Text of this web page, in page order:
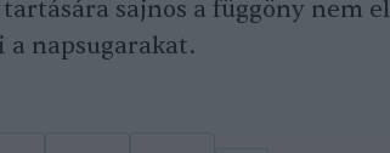
sajnos a függöny nem
napsugarakat.